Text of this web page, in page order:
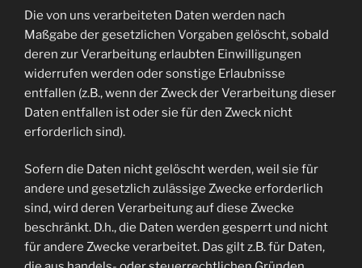
Die von uns verarbeiteten Daten werden nach
Maßgabe der gesetzlichen Vorgaben gelöscht, sobald
deren zur Verarbeitung erlaubten Einwilligungen
widerrufen werden oder sonstige Erlaubnisse
entfallen (z.B., wenn der Zweck der Verarbeitung dieser
Daten entfallen ist oder sie für den Zweck nicht
erforderlich sind).
Sofern die Daten nicht gelöscht werden, weil sie für
andere und gesetzlich zulässige Zwecke erforderlich
sind, wird deren Verarbeitung auf diese Zwecke
beschränkt. D.h., die Daten werden gesperrt und nicht
für andere Zwecke verarbeitet. Das gilt z.B. für Daten,